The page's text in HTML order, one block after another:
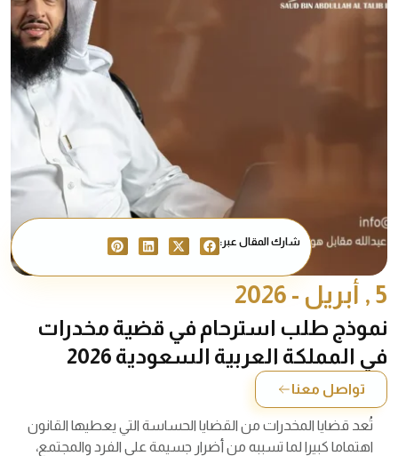
شارك المقال عبر:
5 , أبريل - 2026
نموذج طلب استرحام في قضية مخدرات
في المملكة العربية السعودية 2026
تواصل معنا
تُعد قضايا المخدرات من القضايا الحساسة التي يعطيها القانون
اهتماما كبيرا لما تسببه من أضرار جسيمة على الفرد والمجتمع،